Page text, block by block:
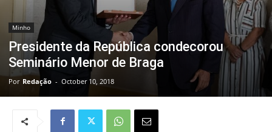
Minho
Presidente da República condecorou
Seminário Menor de Braga
Por Redação - October 10, 2018